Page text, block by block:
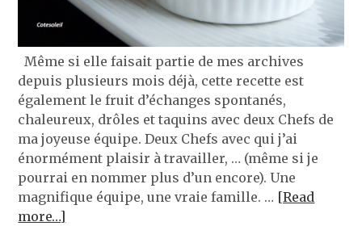
Même si elle faisait partie de mes archives
depuis plusieurs mois déjà, cette recette est
également le fruit d’échanges spontanés,
chaleureux, drôles et taquins avec deux Chefs de
ma joyeuse équipe. Deux Chefs avec qui j’ai
énormément plaisir à travailler, … (même si je
pourrai en nommer plus d’un encore). Une
magnifique équipe, une vraie famille. … [Read
more…]